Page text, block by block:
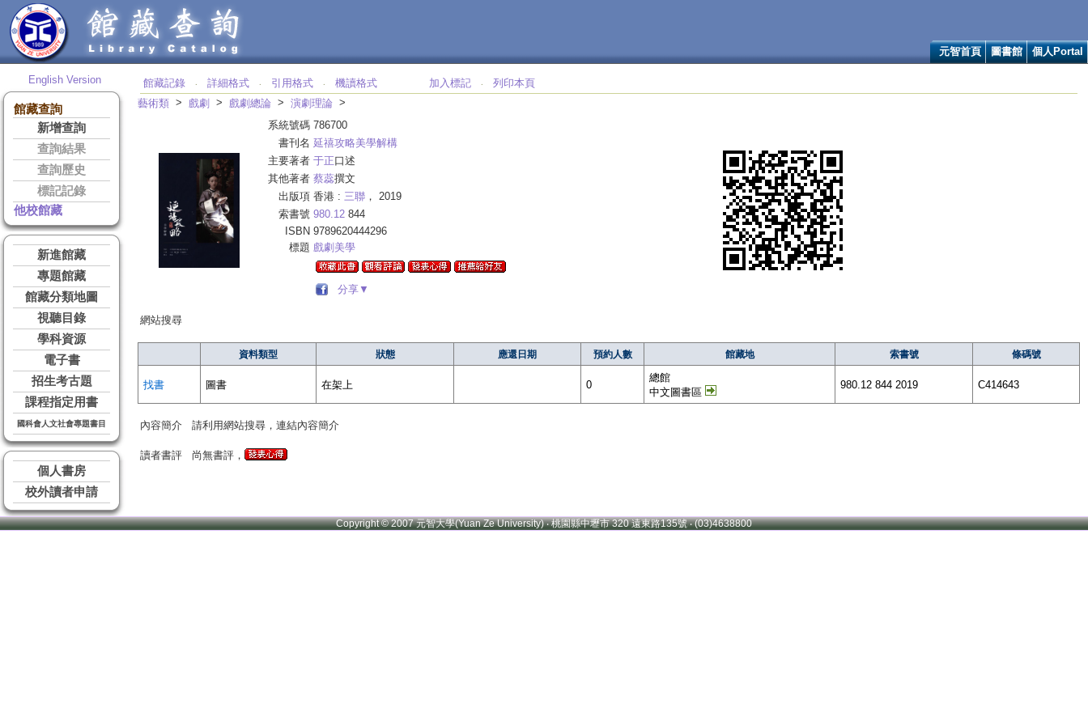
元智首頁 圖書館 個人Portal
English Version
館藏查詢
新增查詢
查詢結果
查詢歷史
標記記錄
他校館藏
新進館藏
專題館藏
館藏分類地圖
視聽目錄
學科資源
電子書
招生考古題
課程指定用書
國科會人文社會專題書目
個人書房
校外讀者申請
館藏記錄 ‧ 詳細格式 ‧ 引用格式 ‧ 機讀格式 加入標記 ‧
列印本頁
藝術類 > 戲劇 > 戲劇總論 > 演劇理論 >
系統號碼 786700
書刊名 延禧攻略美學解構
主要著者 于正口述
其他著者 蔡蕊撰文
出版項 香港 : 三聯 ， 2019
索書號 980.12 844
ISBN 9789620444296
標題 戲劇美學
分享▼
網站搜尋
資料類型 狀態 應還日期 預約人數 館藏地 索書號 條碼號
找書 圖書 在架上 0
總館
中文圖書區
980.12 844 2019 C414643
內容簡介 請利用網站搜尋，連結內容簡介
讀者書評 尚無書評，
Copyright © 2007 元智大學(Yuan Ze University) ‧ 桃園縣中壢市 320 遠東路135號 ‧ (03)4638800